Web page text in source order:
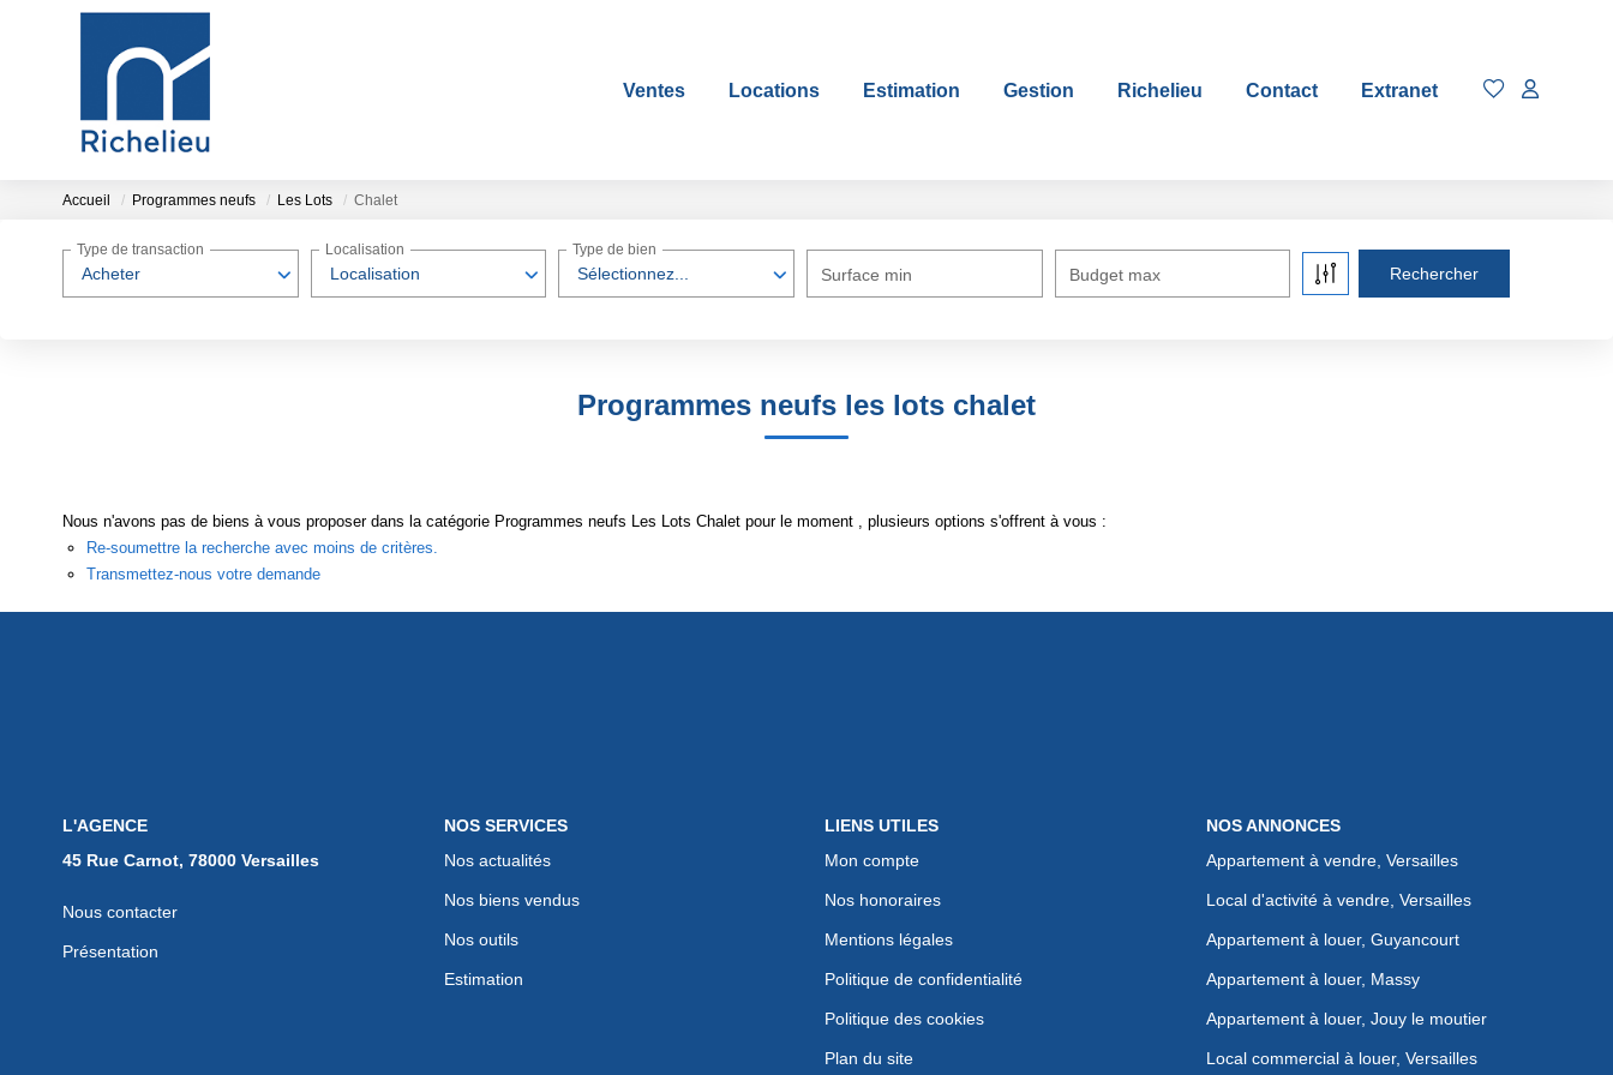
Ventes Locations Estimation Gestion Richelieu Contact Extranet
Accueil Programmes neufs Les Lots Chalet
Acheter
Type de transaction
Localisation
Localisation
Sélectionnez...
Type de bien
Surface min Budget max
Programmes neufs les lots chalet
Nous n'avons pas de biens à vous proposer dans la catégorie Programmes neufs Les Lots Chalet pour le moment , plusieurs options s'offrent à vous :
Re-soumettre la recherche avec moins de critères.
Transmettez-nous votre demande
L'AGENCE
45 Rue Carnot, 78000 Versailles
Nous contacter
Présentation
NOS SERVICES
Nos actualités
Nos biens vendus
Nos outils
Estimation
LIENS UTILES
Mon compte
Nos honoraires
Mentions légales
Politique de confidentialité
Politique des cookies
Plan du site
NOS ANNONCES
Appartement à vendre, Versailles
Local d'activité à vendre, Versailles
Appartement à louer, Guyancourt
Appartement à louer, Massy
Appartement à louer, Jouy le moutier
Local commercial à louer, Versailles